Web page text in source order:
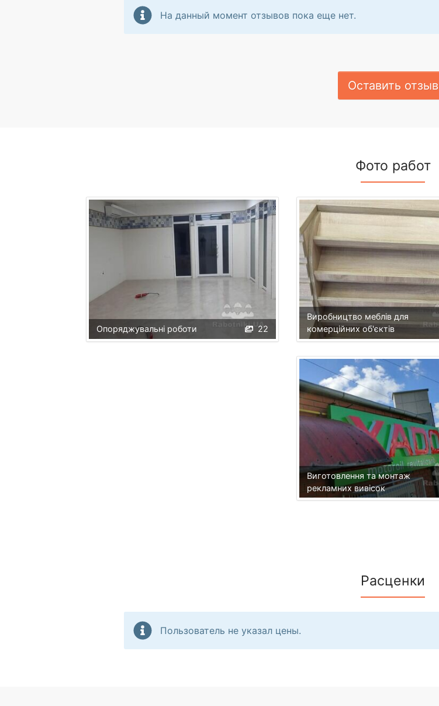
На данный момент отзывов пока еще нет.
Оставить отзыв
Фото работ
22
Опоряджувальні роботи
Виробництво меблів для
комерційних об'єктів
Виготовлення та монтаж
рекламних вивісок
Расценки
Пользователь не указал цены.